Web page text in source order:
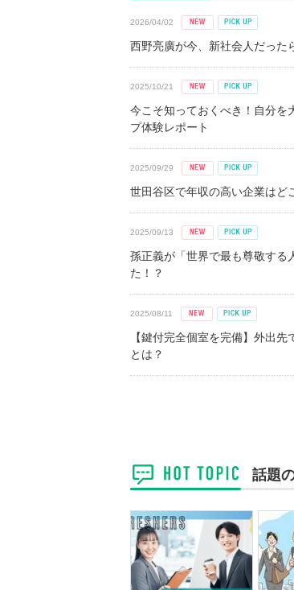
2026/04/02
西野亮廣が今、新社会人だった
2025/10/21
今こそ知っておくべき！自分を
プ体験レポート
2025/09/29
世田谷区で年収の高い企業はど
2025/09/13
孫正義が「世界で最も尊敬する
た！？
2025/08/11
【鍵付完全個室を完備】外出
とは？
話題